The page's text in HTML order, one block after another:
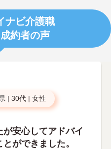
ナビ介護職
約者の声
| 30代 | 女性
安心してアドバイ
ができました。